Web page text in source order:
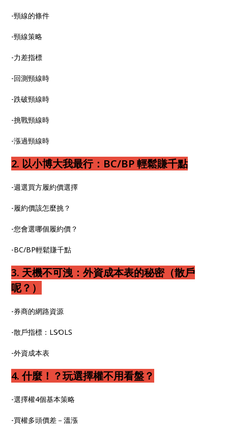
-頸線的條件
-頸線策略
-力差指標
-回測頸線時
-跌破頸線時
-挑戰頸線時
-漲過頸線時
2. 以小博大我最行：BC/BP 輕鬆賺千點
-週選買方履約價選擇
-履約價該怎麼挑？
-您會選哪個履約價？
-BC/BP輕鬆賺千點
3. 天機不可洩：外資成本表的秘密（散戶
呢？）
-券商的網路資源
-散戶指標：LS∕OLS
-外資成本表
4. 什麼！？玩選擇權不用看盤？
-選擇權4個基本策略
-買權多頭價差－溫漲